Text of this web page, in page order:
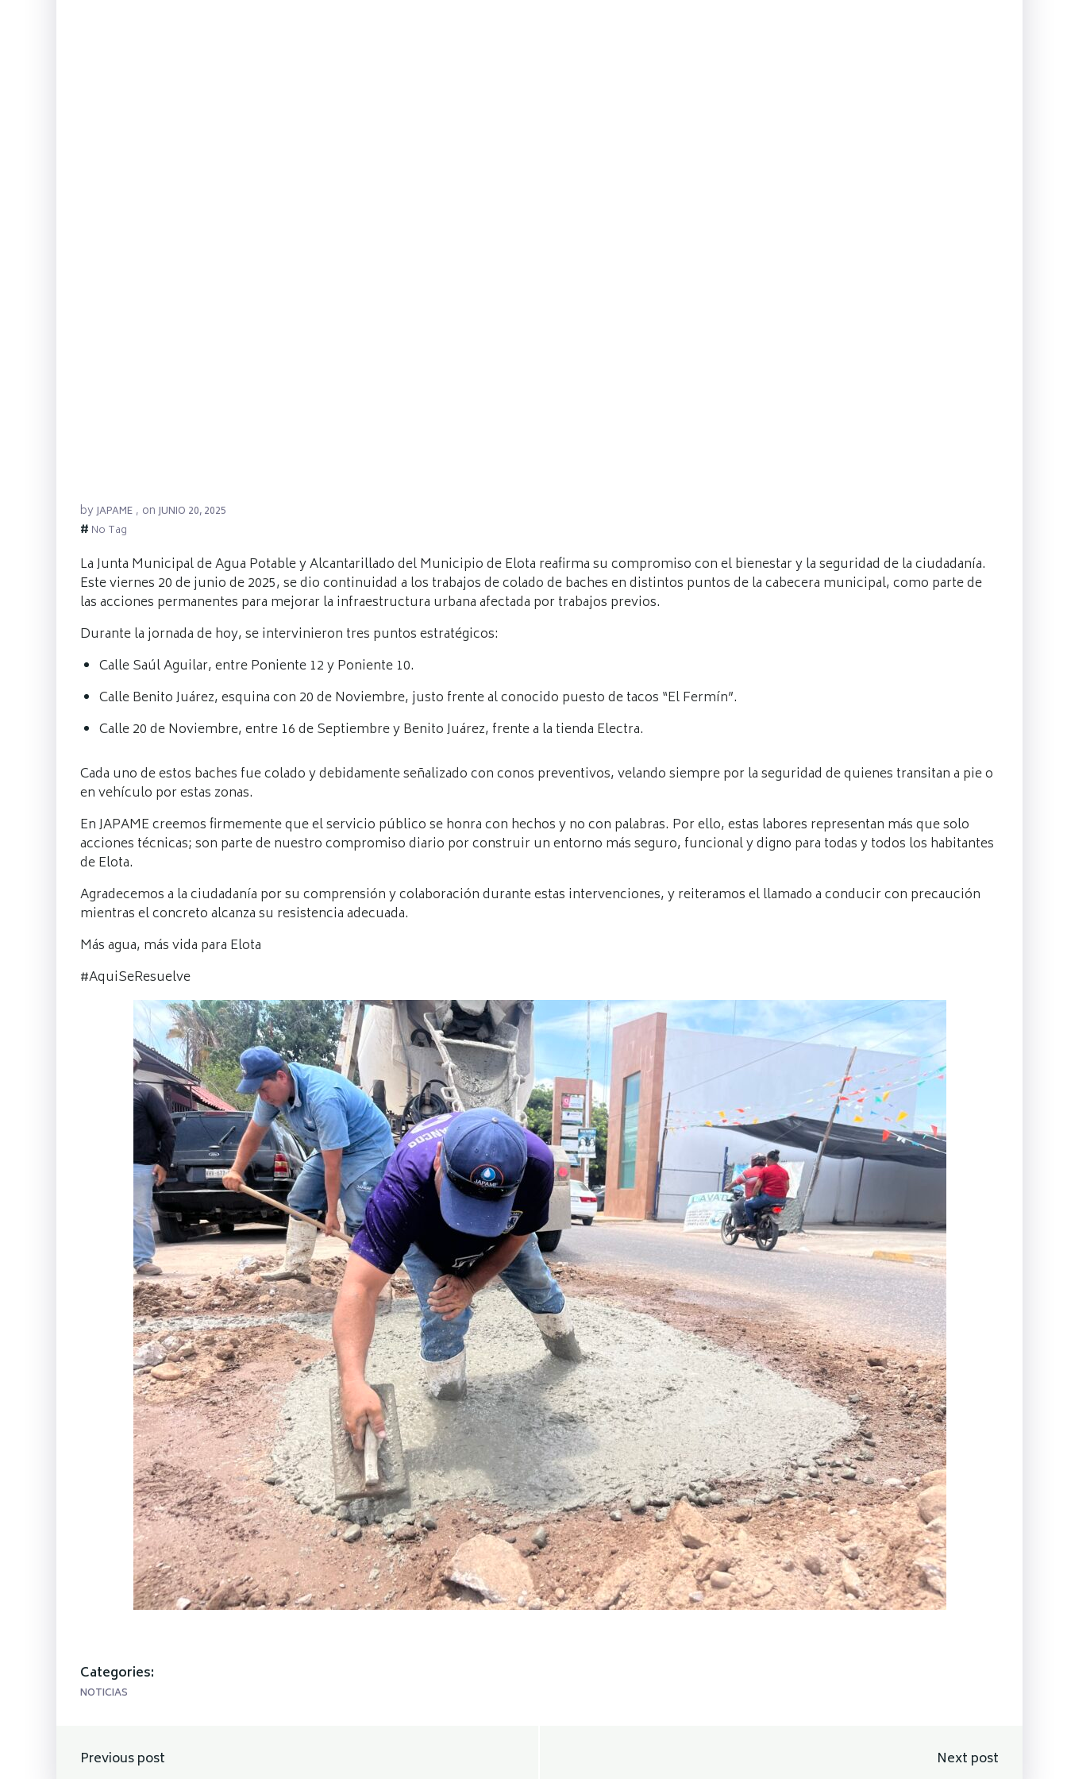
byJAPAME , onJUNIO 20, 2025
# No Tag
La Junta Municipal de Agua Potable y Alcantarillado del Municipio de Elota reafirma su compromiso con el bienestar y la seguridad de la ciudadanía.
Este viernes 20 de junio de 2025, se dio continuidad a los trabajos de colado de baches en distintos puntos de la cabecera municipal, como parte de
las acciones permanentes para mejorar la infraestructura urbana afectada por trabajos previos.
Durante la jornada de hoy, se intervinieron tres puntos estratégicos:
Calle Saúl Aguilar, entre Poniente 12 y Poniente 10.
Calle Benito Juárez, esquina con 20 de Noviembre, justo frente al conocido puesto de tacos “El Fermín”.
Calle 20 de Noviembre, entre 16 de Septiembre y Benito Juárez, frente a la tienda Electra.
Cada uno de estos baches fue colado y debidamente señalizado con conos preventivos, velando siempre por la seguridad de quienes transitan a pie o
en vehículo por estas zonas.
En JAPAME creemos firmemente que el servicio público se honra con hechos y no con palabras. Por ello, estas labores representan más que solo
acciones técnicas; son parte de nuestro compromiso diario por construir un entorno más seguro, funcional y digno para todas y todos los habitantes
de Elota.
Agradecemos a la ciudadanía por su comprensión y colaboración durante estas intervenciones, y reiteramos el llamado a conducir con precaución
mientras el concreto alcanza su resistencia adecuada.
Más agua, más vida para Elota
#AquiSeResuelve
Categories:
NOTICIAS
Navegación
Previous post Next post